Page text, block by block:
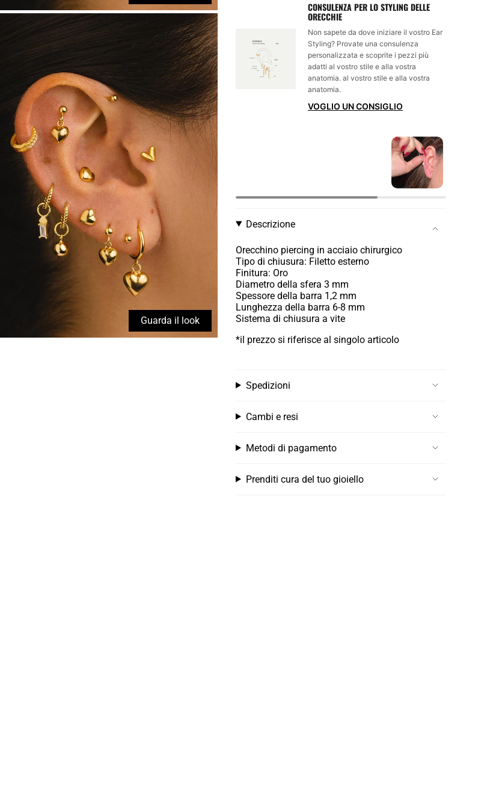
Guarda il look
CONSULENZA PER LO STYLING DELLE
ORECCHIE
Non sapete da dove iniziare il vostro Ear
Styling? Provate una consulenza
personalizzata e scoprite i pezzi più
adatti al vostro stile e alla vostra
anatomia. al vostro stile e alla vostra
anatomia.
VOGLIO UN CONSIGLIO
Descrizione
Orecchino piercing in acciaio chirurgico
Tipo di chiusura: Filetto esterno
Finitura: Oro
Diametro della sfera 3 mm
Spessore della barra 1,2 mm
Lunghezza della barra 6-8 mm
Sistema di chiusura a vite
*il prezzo si riferisce al singolo articolo
Spedizioni
Cambi e resi
Metodi di pagamento
Prenditi cura del tuo gioiello